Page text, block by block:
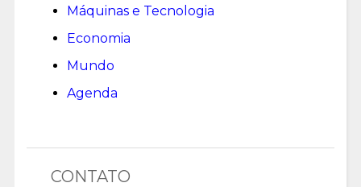
Máquinas e Tecnologia
Economia
Mundo
Agenda
CONTATO